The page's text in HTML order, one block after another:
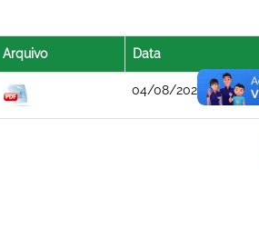
Arquivo Data
04/08/2021